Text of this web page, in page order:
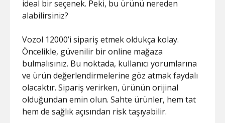
ideal bir seçenek. Peki, bu ürünü nereden
alabilirsiniz?
Vozol 12000’i sipariş etmek oldukça kolay.
Öncelikle, güvenilir bir online mağaza
bulmalısınız. Bu noktada, kullanıcı yorumlarına
ve ürün değerlendirmelerine göz atmak faydalı
olacaktır. Sipariş verirken, ürünün orijinal
olduğundan emin olun. Sahte ürünler, hem tat
hem de sağlık açısından risk taşıyabilir.